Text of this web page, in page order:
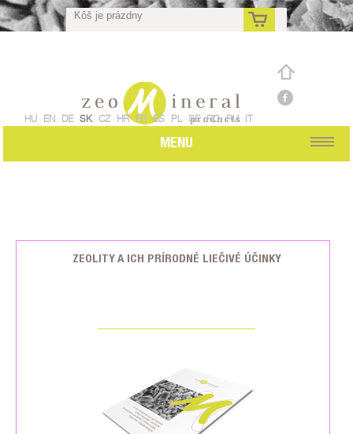
Kôš je prázdny
sk
HU EN DE SK CZ HR FR ES PL SE RO RU IT
MENU
ZEOLITY A ICH PRÍRODNÉ LIEČIVÉ ÚČINKY